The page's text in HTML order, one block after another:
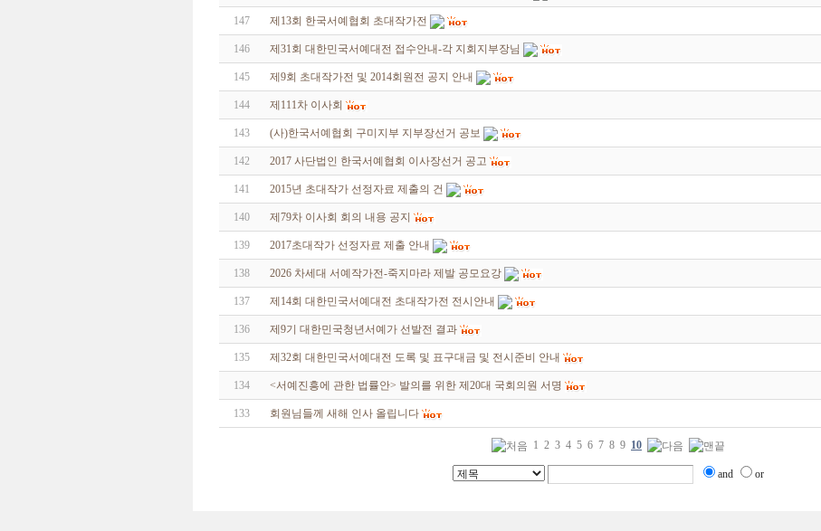
147 제13회 한국서예협회 초대작가전
146 제31회 대한민국서예대전 접수안내-각 지회지부장님
145 제9회 초대작가전 및 2014회원전 공지 안내
144 제111차 이사회
143 (사)한국서예협회 구미지부 지부장선거 공보
142 2017 사단법인 한국서예협회 이사장선거 공고
141 2015년 초대작가 선정자료 제출의 건
140 제79차 이사회 회의 내용 공지
139 2017초대작가 선정자료 제출 안내
138 2026 차세대 서예작가전-죽지마라 제발 공모요강
137 제14회 대한민국서예대전 초대작가전 전시안내
136 제9기 대한민국청년서예가 선발전 결과
135 제32회 대한민국서예대전 도록 및 표구대금 및 전시준비 안내
134 <서예진흥에 관한 법률안> 발의를 위한 제20대 국회의원 서명
133 회원님들께 새해 인사 올립니다
1 2 3 4 5 6 7 8 9 10
and or